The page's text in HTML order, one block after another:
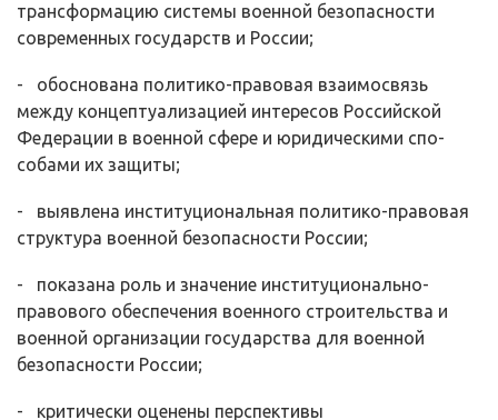
трансформацию сис­темы военной безопасности
современных государств и России;
- обоснована политико-правовая взаимосвязь
между концептуализаци­ей интересов Российской
Федерации в военной сфере и юридическими спо­
собами их защиты;
- выявлена институциональная политико-правовая
структура военной безопасности России;
- показана роль и значение институционально-
правового обеспечения военного строительства и
военной организации государства для военной
безопасности России;
- критически оценены перспективы